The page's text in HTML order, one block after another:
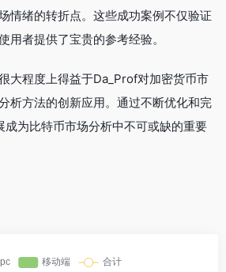
情绪的转折点。这些成功案例不仅验证
用者提供了宝贵的参考经验。
大程度上得益于Da_Prof对加密货币市
析方法的创新应用。通过不断优化和完
为比特币市场分析中不可或缺的重要